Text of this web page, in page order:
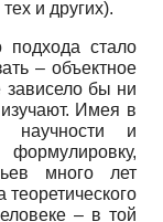
и других).
подхода стало
– объектное
зависело бы ни
изучают. Имея в
научности и
много лет
– в той